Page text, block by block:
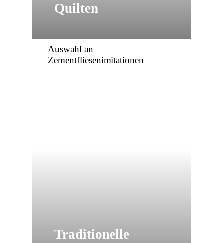
Traditionelle
Quilten
Auswahl an
Zementfliesenimitationen